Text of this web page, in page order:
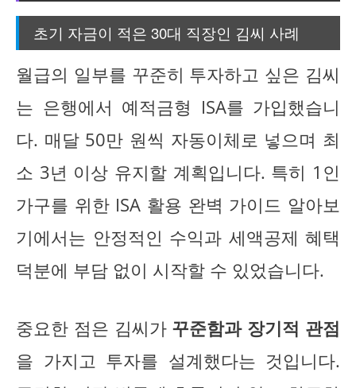
초기 자금이 적은 30대 직장인 김씨 사례
월급의 일부를 꾸준히 투자하고 싶은 김씨
는 은행에서 예적금형 ISA를 가입했습니
다. 매달 50만 원씩 자동이체로 넣으며 최
소 3년 이상 유지할 계획입니다. 특히 1인
가구를 위한 ISA 활용 완벽 가이드 알아보
기에서는 안정적인 수익과 세액공제 혜택
덕분에 부담 없이 시작할 수 있었습니다.
중요한 점은 김씨가 꾸준함과 장기적 관점
을 가지고 투자를 설계했다는 것입니다.